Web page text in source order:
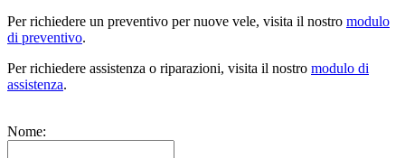
Per richiedere un preventivo per nuove vele, visita il nostro modulo
di preventivo.
Per richiedere assistenza o riparazioni, visita il nostro modulo di
assistenza.
Nome: